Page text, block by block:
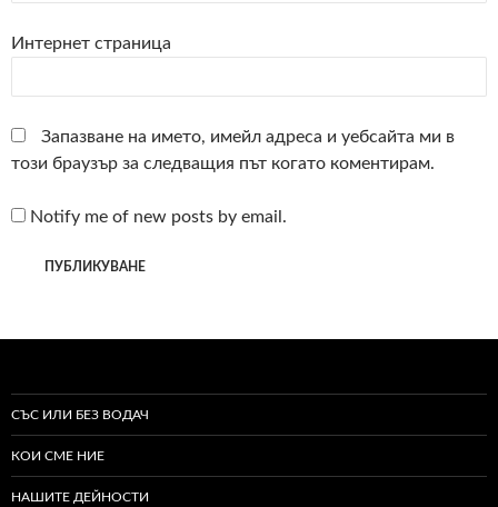
Интернет страница
Запазване на името, имейл адреса и уебсайта ми в
този браузър за следващия път когато коментирам.
Notify me of new posts by email.
СЪС ИЛИ БЕЗ ВОДАЧ
КОИ СМЕ НИЕ
НАШИТЕ ДЕЙНОСТИ